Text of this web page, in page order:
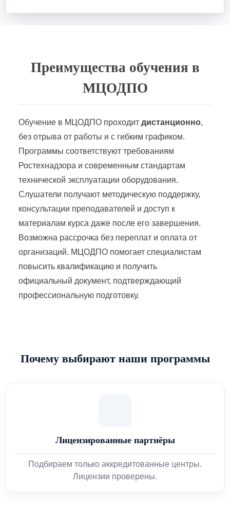
Преимущества обучения в
МЦОДПО
Обучение в МЦОДПО проходит дистанционно,
без отрыва от работы и с гибким графиком.
Программы соответствуют требованиям
Ростехнадзора и современным стандартам
технической эксплуатации оборудования.
Слушатели получают методическую поддержку,
консультации преподавателей и доступ к
материалам курса даже после его завершения.
Возможна рассрочка без переплат и оплата от
организаций. МЦОДПО помогает специалистам
повысить квалификацию и получить
официальный документ, подтверждающий
профессиональную подготовку.
Почему выбирают наши программы
Лицензированные партнёры
Подбираем только аккредитованные центры.
Лицензии проверены.